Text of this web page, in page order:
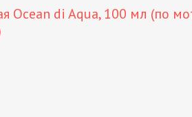
Ocean di Aqua, 100 мл (по